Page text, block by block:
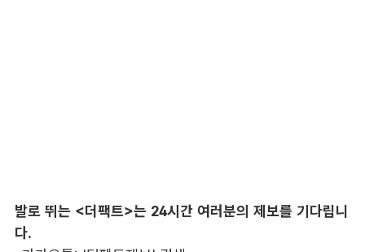
발로 뛰는 <더팩트>는 24시간 여러분의 제보를 기다립니
다.